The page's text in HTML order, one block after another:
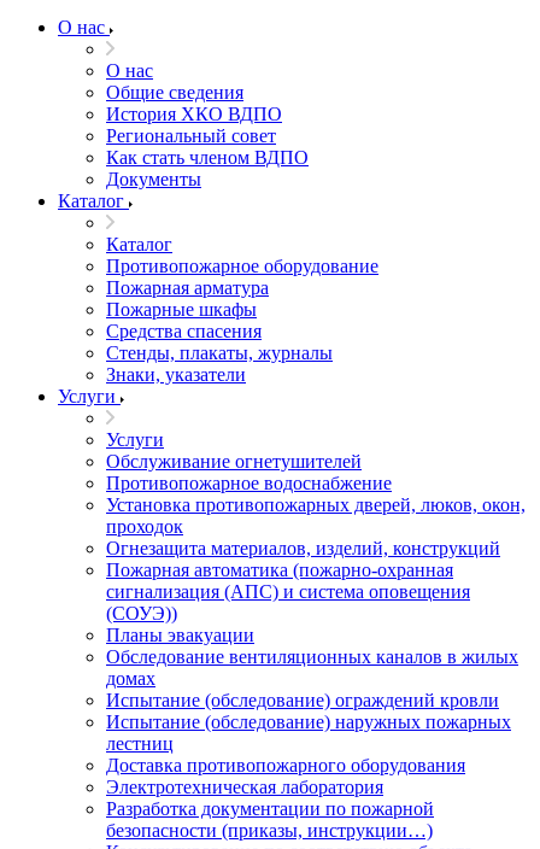
О нас
О нас
Общие сведения
История ХКО ВДПО
Региональный совет
Как стать членом ВДПО
Документы
Каталог
Каталог
Противопожарное оборудование
Пожарная арматура
Пожарные шкафы
Средства спасения
Стенды, плакаты, журналы
Знаки, указатели
Услуги
Услуги
Обслуживание огнетушителей
Противопожарное водоснабжение
Установка противопожарных дверей, люков, окон,
проходок
Огнезащита материалов, изделий, конструкций
Пожарная автоматика (пожарно-охранная
сигнализация (АПС) и система оповещения
(СОУЭ))
Планы эвакуации
Обследование вентиляционных каналов в жилых
домах
Испытание (обследование) ограждений кровли
Испытание (обследование) наружных пожарных
лестниц
Доставка противопожарного оборудования
Электротехническая лаборатория
Разработка документации по пожарной
безопасности (приказы, инструкции…)